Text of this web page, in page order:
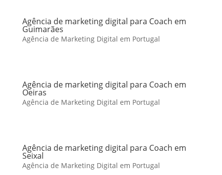
Agência de marketing digital para Coach em
Guimarães
Agência de Marketing Digital em Portugal
Agência de marketing digital para Coach em
Oeiras
Agência de Marketing Digital em Portugal
Agência de marketing digital para Coach em
Seixal
Agência de Marketing Digital em Portugal